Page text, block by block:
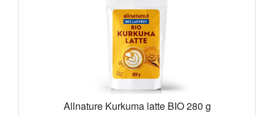
Allnature Kurkuma latte BIO 280 g